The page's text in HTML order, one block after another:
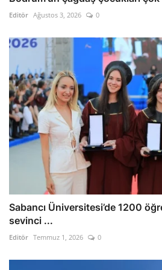
Editör Ağustos 3, 2026 0
Sabancı Üniversitesi’de 1200
sevinci ...
Editör Temmuz 1, 2026 0